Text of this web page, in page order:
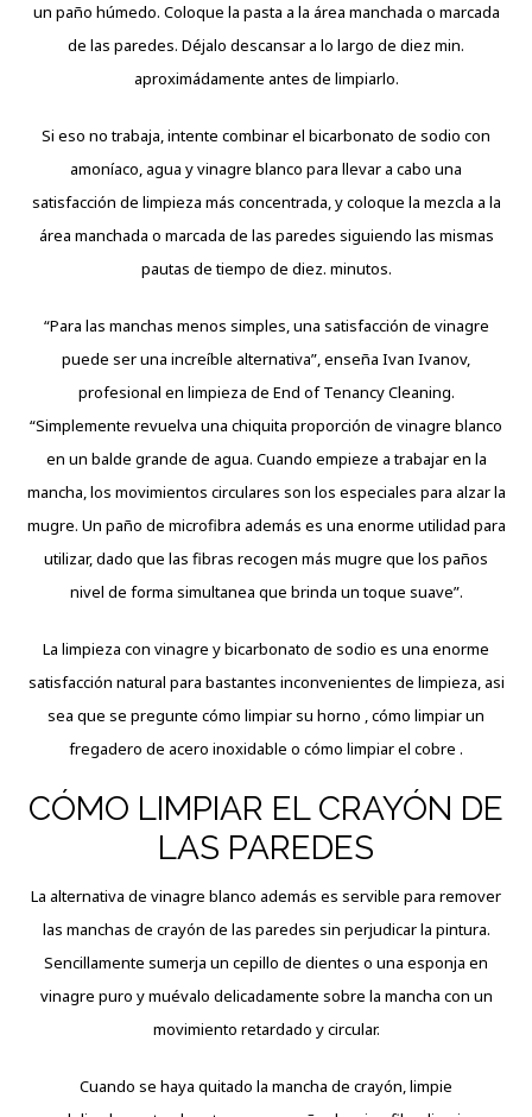
un paño húmedo. Coloque la pasta a la área manchada o marcada
de las paredes. Déjalo descansar a lo largo de diez min.
aproximádamente antes de limpiarlo.
Si eso no trabaja, intente combinar el bicarbonato de sodio con
amoníaco, agua y vinagre blanco para llevar a cabo una
satisfacción de limpieza más concentrada, y coloque la mezcla a la
área manchada o marcada de las paredes siguiendo las mismas
pautas de tiempo de diez. minutos.
“Para las manchas menos simples, una satisfacción de vinagre
puede ser una increíble alternativa”, enseña Ivan Ivanov,
profesional en limpieza de End of Tenancy Cleaning.
“Simplemente revuelva una chiquita proporción de vinagre blanco
en un balde grande de agua. Cuando empieze a trabajar en la
mancha, los movimientos circulares son los especiales para alzar la
mugre. Un paño de microfibra además es una enorme utilidad para
utilizar, dado que las fibras recogen más mugre que los paños
nivel de forma simultanea que brinda un toque suave”.
La limpieza con vinagre y bicarbonato de sodio es una enorme
satisfacción natural para bastantes inconvenientes de limpieza, asi
sea que se pregunte cómo limpiar su horno , cómo limpiar un
fregadero de acero inoxidable o cómo limpiar el cobre .
CÓMO LIMPIAR EL CRAYÓN DE
LAS PAREDES
La alternativa de vinagre blanco además es servible para remover
las manchas de crayón de las paredes sin perjudicar la pintura.
Sencillamente sumerja un cepillo de dientes o una esponja en
vinagre puro y muévalo delicadamente sobre la mancha con un
movimiento retardado y circular.
Cuando se haya quitado la mancha de crayón, limpie